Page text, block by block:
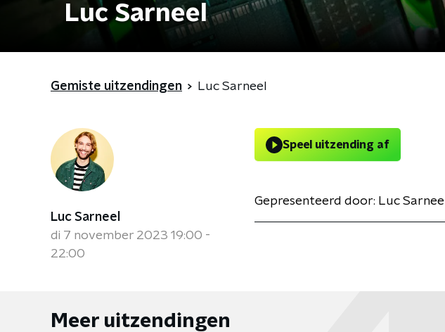
Luc Sarneel
Gemiste uitzendingen Luc Sarneel
Luc Sarneel
di 7 november 2023 19:00 -
22:00
Speel uitzending af
Gepresenteerd door: Luc Sarneel
Meer uitzendingen